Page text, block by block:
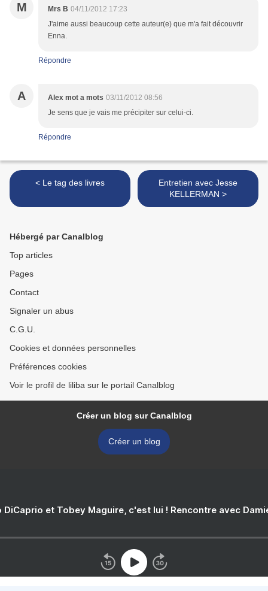
M Mrs B 04/11/2012 17:23
J'aime aussi beaucoup cette auteur(e) que m'a fait découvrir
Enna.
Répondre
A Alex mot a mots 03/11/2012 08:56
Je sens que je vais me précipiter sur celui-ci.
Répondre
< Le tag des livres
Entretien avec Jesse
KELLERMAN >
Hébergé par Canalblog
Top articles
Pages
Contact
Signaler un abus
C.G.U.
Cookies et données personnelles
Préférences cookies
Voir le profil de liliba sur le portail Canalblog
Créer un blog sur Canalblog
Créer un blog
DiCaprio et Tobey Maguire, c'est lui ! Rencontre avec